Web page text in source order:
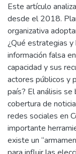
Este artículo
desde el 2018.
organizativa
¿Qué estrategias y
información falsa
capacidad y sus
actores públicos y
país? El análisis
cobertura de
redes sociales en
importante
existe un